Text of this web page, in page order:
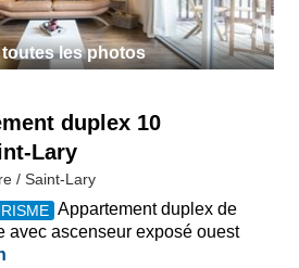
duplex 10
Lary
/ Saint-Lary
Appartement duplex de
avec ascenseur exposé ouest
toutes les photos